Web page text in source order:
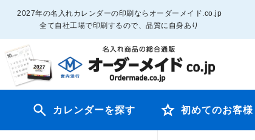
2027年の名入れカレンダーの印刷ならオーダーメイド.co.jp
全て自社工場で印刷するので、品質に自身あり
カレンダーを探す 初めてのお客様